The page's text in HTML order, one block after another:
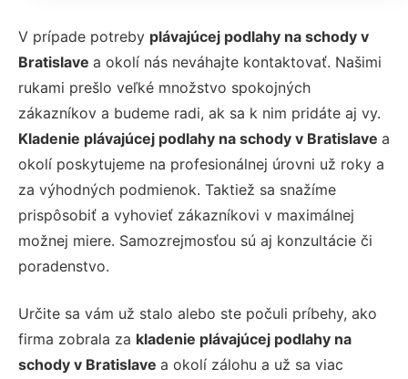
V prípade potreby plávajúcej podlahy na schody v
Bratislave a okolí nás neváhajte kontaktovať. Našimi
rukami prešlo veľké množstvo spokojných
zákazníkov a budeme radi, ak sa k nim pridáte aj vy.
Kladenie plávajúcej podlahy na schody v Bratislave a
okolí poskytujeme na profesionálnej úrovni už roky a
za výhodných podmienok. Taktiež sa snažíme
prispôsobiť a vyhovieť zákazníkovi v maximálnej
možnej miere. Samozrejmosťou sú aj konzultácie či
poradenstvo.
Určite sa vám už stalo alebo ste počuli príbehy, ako
firma zobrala za kladenie plávajúcej podlahy na
schody v Bratislave a okolí zálohu a už sa viac